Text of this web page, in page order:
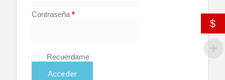
Contraseña*
Recuérdame
Acceder
$